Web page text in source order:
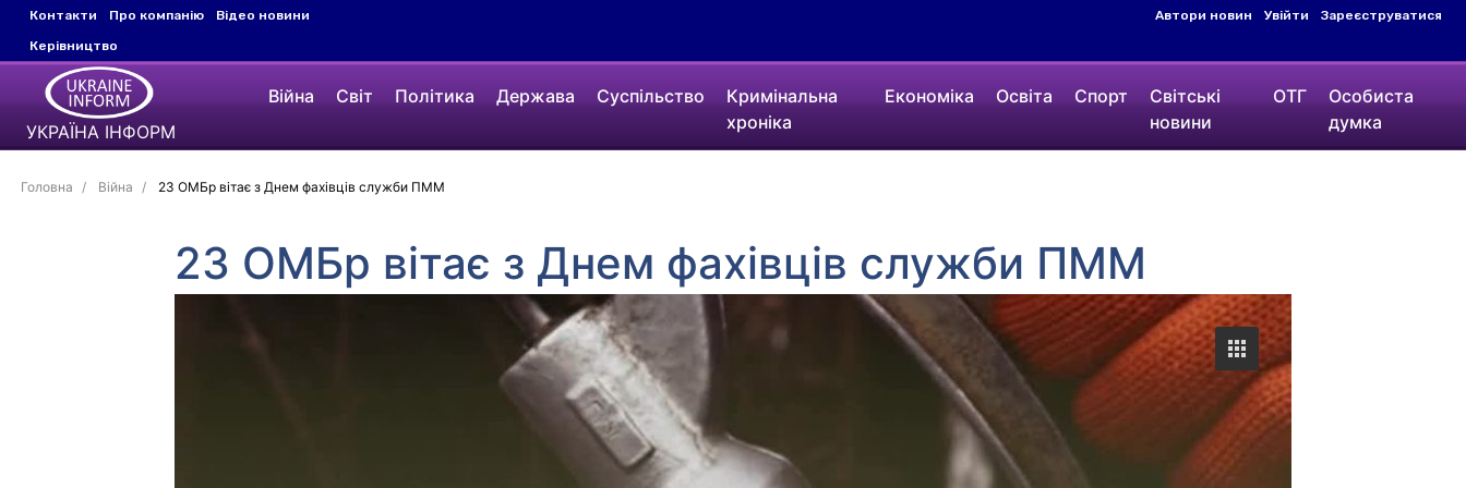
Контакти Про компанію
Відео новини
Керівництво
Автори новин Увійти Зареєструватися
УКРАЇНА ІНФОРМ
Війна Світ Політика Держава Суспільство
Кримінальна
хроніка
Економіка Освіта Спорт
Світські
новини
ОТГ
Особиста
думка
Головна Війна 23 ОМБр вітає з Днем фахівців служби ПММ
23 ОМБр вітає з Днем фахівців служби ПММ